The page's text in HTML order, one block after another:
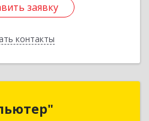
заявку
контакты
заявку
Назад